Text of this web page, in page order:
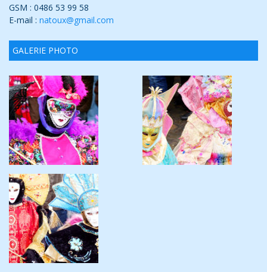
GSM : 0486 53 99 58
E-mail : natoux@gmail.com
GALERIE PHOTO